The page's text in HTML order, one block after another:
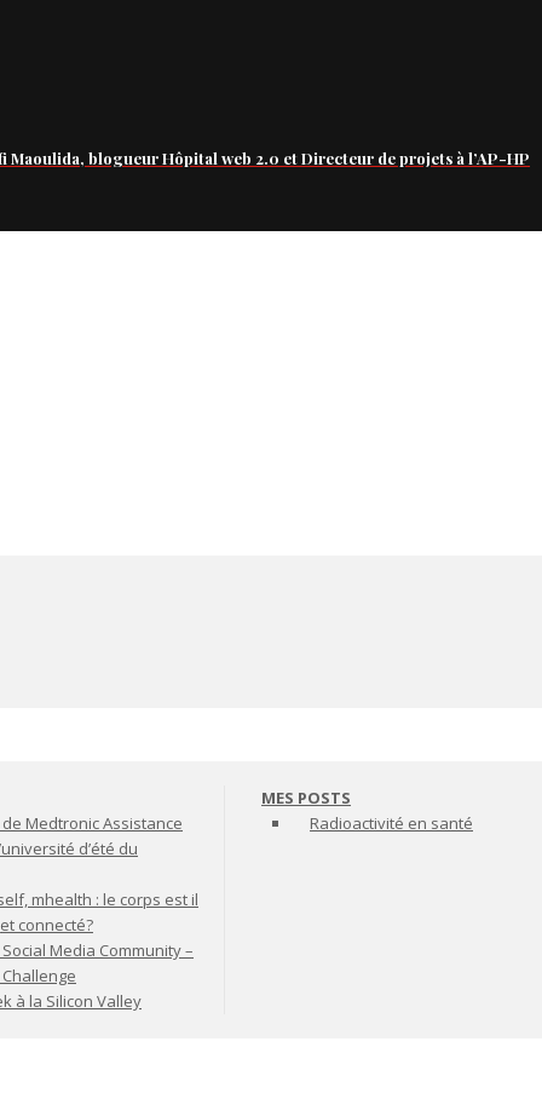
blogueur Hôpital web 2.0 et Directeur de projets à l’AP-HP
Medtronic Assistance
d’été du
mhealth : le corps est il
connecté?
Media Community –
à la Silicon Valley
MES POSTS
Radioactivité en santé